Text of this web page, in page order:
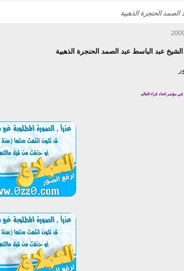
الحنجرة الذهبية
عبد الباسط عبد الصمد الحنجرة الذهبية
مؤتمر اتحاد قراء العالم